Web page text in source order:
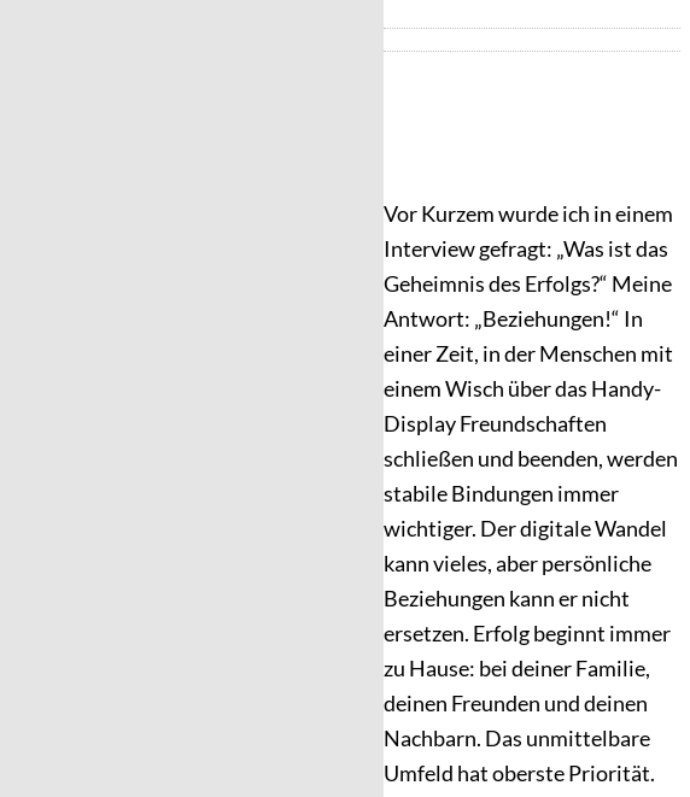
Vor Kurzem wurde ich in einem
Interview gefragt: „Was ist das
Geheimnis des Erfolgs?“ Meine
Antwort: „Beziehungen!“ In
einer Zeit, in der Menschen mit
einem Wisch über das Handy-
Display Freundschaften
schließen und beenden, werden
stabile Bindungen immer
wichtiger. Der digitale Wandel
kann vieles, aber persönliche
Beziehungen kann er nicht
ersetzen. Erfolg beginnt immer
zu Hause: bei deiner Familie,
deinen Freunden und deinen
Nachbarn. Das unmittelbare
Umfeld hat oberste Priorität.